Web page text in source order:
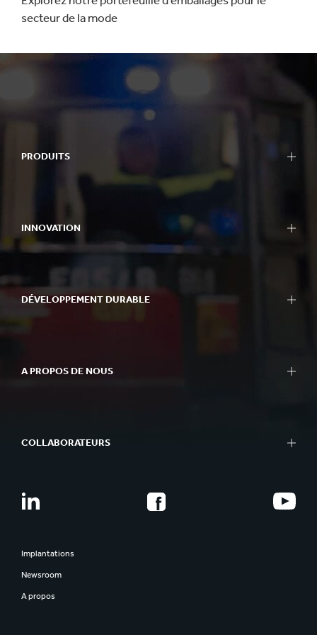
secteur de la mode
PRODUITS
INNOVATION
DÉVELOPPEMENT DURABLE
A PROPOS DE NOUS
COLLABORATEURS
Implantations
Newsroom
A propos